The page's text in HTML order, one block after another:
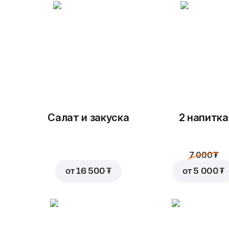
Салат и закуска
от 16 500 ₮
2 напитка
7 000 ₮
от 5 000 ₮